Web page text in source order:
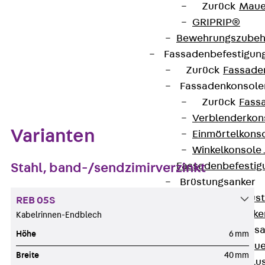
Zurück
GRIPRIP®
Zurück
Zurück
Winkelkonsole
Brüstungsanker
Zurück
Varianten
Stahl, band-/sendzimirverzinkt
REB 05S
Kabelrinnen-Endblech
Höhe 6 mm
Breite 40 mm